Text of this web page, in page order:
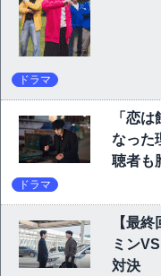
ドラマ
「恋
なった
聴者も
ドラマ
【最
ミン
対決